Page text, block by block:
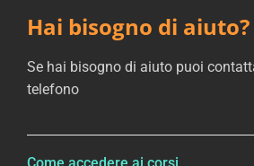
Hai bisogno di aiuto?
Se hai bisogno di aiuto puoi
telefono